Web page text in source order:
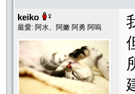
keiko
最愛: 阿水、阿嫩 阿勇 阿嗚